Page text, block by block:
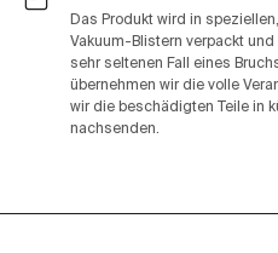
Das Produkt wird in
Vakuum-Blistern verpackt
sehr seltenen Fall eines
übernehmen wir die volle
wir die beschädigten Teile in
nachsenden.